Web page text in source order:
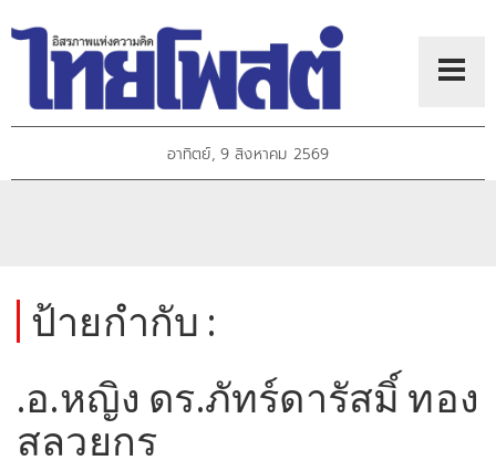
อาทิตย์, 9 สิงหาคม 2569
ป้ายกำกับ :
.อ.หญิง ดร.ภัทร์ดารัสมิ์ ทอง
สลวยกร